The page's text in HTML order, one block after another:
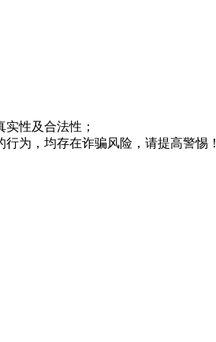
性及合法性；
为，均存在诈骗风险，请提高警惕！